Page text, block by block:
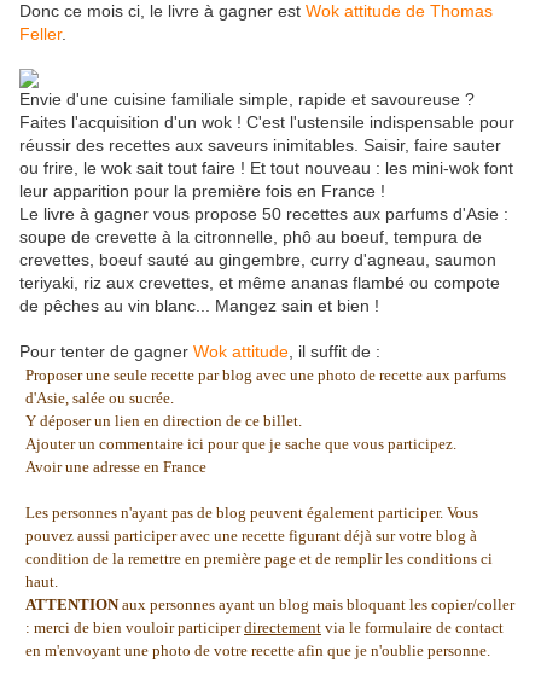
Donc ce mois ci, le livre à gagner est Wok attitude de Thomas
Feller.
Envie d'une cuisine familiale simple, rapide et savoureuse ?
Faites l'acquisition d'un wok ! C'est l'ustensile indispensable pour
réussir des recettes aux saveurs inimitables. Saisir, faire sauter
ou frire, le wok sait tout faire ! Et tout nouveau : les mini-wok font
leur apparition pour la première fois en France !
Le livre à gagner vous propose 50 recettes aux parfums d'Asie :
soupe de crevette à la citronnelle, phô au boeuf, tempura de
crevettes, boeuf sauté au gingembre, curry d'agneau, saumon
teriyaki, riz aux crevettes, et même ananas flambé ou compote
de pêches au vin blanc... Mangez sain et bien !
Pour tenter de gagner Wok attitude , il suffit de :
Proposer une seule recette par blog avec une photo de recette aux parfums
d'Asie, salée ou sucrée.
Y déposer un lien en direction de ce billet.
Ajouter un commentaire ici pour que je sache que vous participez.
Avoir une adresse en France
Les personnes n'ayant pas de blog peuvent également participer. Vous
pouvez aussi participer avec une recette figurant déjà sur votre blog à
condition de la remettre en première page et de remplir les conditions ci
haut.
ATTENTIONaux personnes ayant un blog mais bloquant les copier/coller
: merci de bien vouloir participerdirectement via le formulaire de contact
en m'envoyant une photo de votre recette afin que je n'oublie personne.